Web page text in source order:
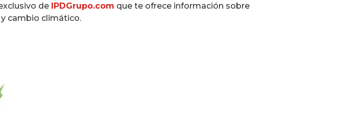
de IPDGrupo.com que te ofrece información sobre
cambio climático.